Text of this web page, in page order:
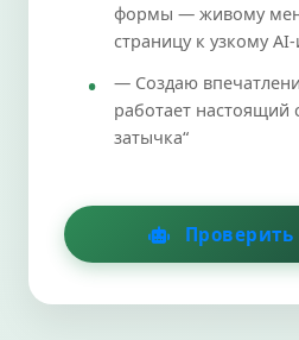
формы — живому
страницу к узкому
— Создаю
работает настоящий
затычка“
Проверить